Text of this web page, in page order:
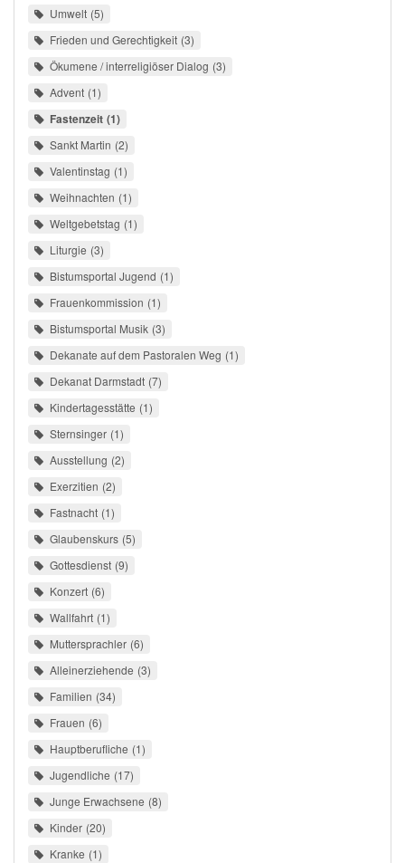
Umwelt 5
Frieden und Gerechtigkeit 3
Ökumene / interreligiöser Dialog 3
Advent 1
Fastenzeit 1
Sankt Martin 2
Valentinstag 1
Weihnachten 1
Weltgebetstag 1
Liturgie 3
Bistumsportal Jugend 1
Frauenkommission 1
Bistumsportal Musik 3
Dekanate auf dem Pastoralen Weg 1
Dekanat Darmstadt 7
Kindertagesstätte 1
Sternsinger 1
Ausstellung 2
Exerzitien 2
Fastnacht 1
Glaubenskurs 5
Gottesdienst 9
Konzert 6
Wallfahrt 1
Muttersprachler 6
Alleinerziehende 3
Familien 34
Frauen 6
Hauptberufliche 1
Jugendliche 17
Junge Erwachsene 8
Kinder 20
Kranke 1